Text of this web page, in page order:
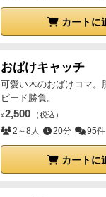
カートに
おばけキャッチ
可愛い木のおばけコマ。
ピード勝負。
¥ 2,500 （税込）
2～8人 20分 95件
カートに